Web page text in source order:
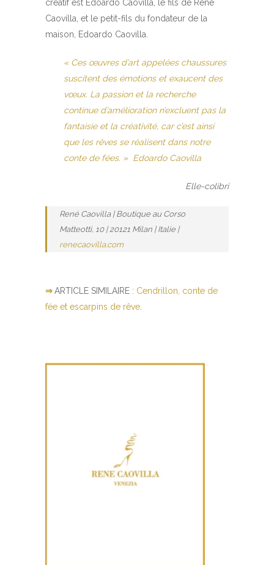
créatif est Edoardo Caovilla, le fils de René
Caovilla, et le petit-fils du fondateur de la
maison, Edoardo Caovilla.
« Ces œuvres d’art appelées chaussures
suscitent des émotions et exaucent des
vœux. La passion et la recherche
continue d’amélioration n’excluent pas la
fantaisie et la créativité, car c’est ainsi
que les rêves se réalisent dans notre
conte de fées. » Edoardo Caovilla
Elle-colibri
René Caovilla | Boutique au Corso
Matteotti, 10 | 20121 Milan | Italie |
renecaovilla.com
⇒ARTICLE SIMILAIRE : Cendrillon, conte de
fée et escarpins de rêve